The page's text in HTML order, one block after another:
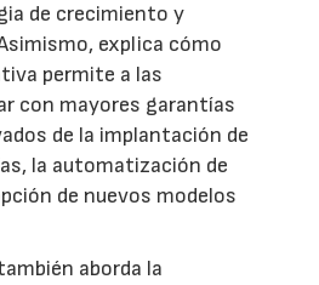
de crecimiento y
explica cómo
permite a las
con mayores garantías
de la implantación de
la automatización de
de nuevos modelos
aborda la